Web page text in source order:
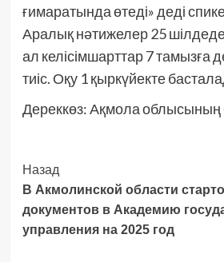
ғимаратында өтеді» деді
Аралық нәтижелер 25
ал келісімшарттар 7 тамызға
тиіс. Оқу 1 қыркүйекте
Дереккөз: Ақмола
Post
Navigation
Назад
В Акмолинской области
документов в Академию
управления на 2025 год